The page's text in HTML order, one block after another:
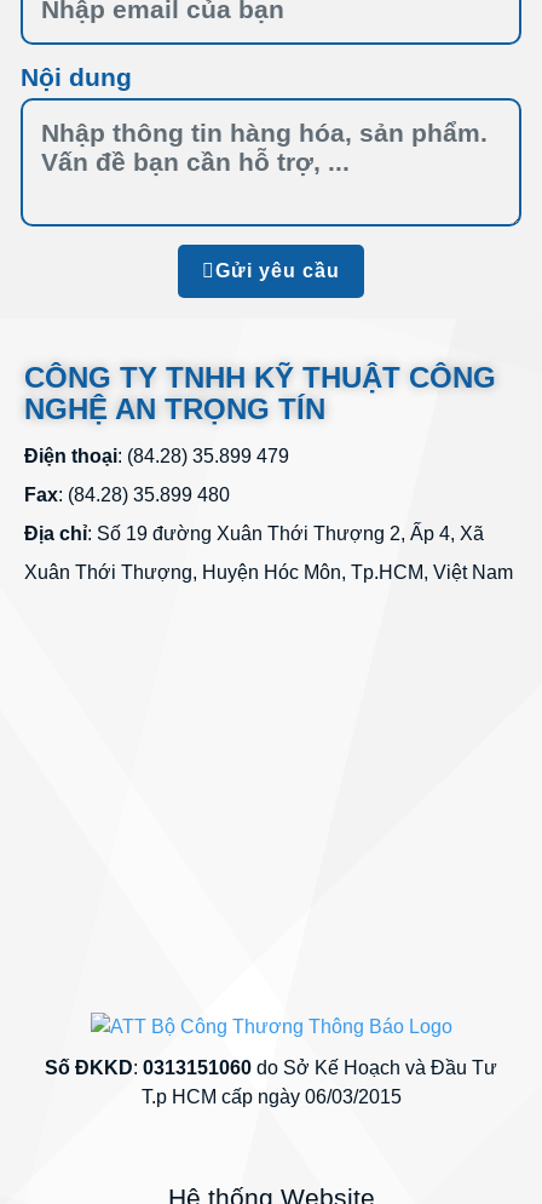
Nội dung
Gửi yêu cầu
CÔNG TY TNHH KỸ THUẬT CÔNG
NGHỆ AN TRỌNG TÍN
Điện thoại: (84.28) 35.899 479
Fax: (84.28) 35.899 480
Địa chỉ: Số 19 đường Xuân Thới Thượng 2, Ấp 4, Xã
Xuân Thới Thượng, Huyện Hóc Môn, Tp.HCM, Việt Nam
Số ĐKKD: 0313151060 do Sở Kế Hoạch và Đầu Tư
T.p HCM cấp ngày 06/03/2015
Hệ thống Website